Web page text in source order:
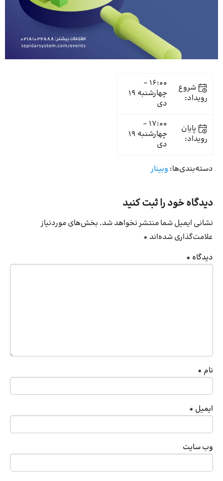
شروع
رویداد:
16:00 -
چهارشنبه 19
دی
پایان
رویداد:
17:00 -
چهارشنبه 19
دی
دسته‌بندی‌ها: وبینار
دیدگاه خود را ثبت کنید
نشانی ایمیل شما منتشر نخواهد شد. بخش‌های موردنیاز
علامت‌گذاری شده‌اند *
دیدگاه *
نام *
ایمیل *
وب‌ سایت